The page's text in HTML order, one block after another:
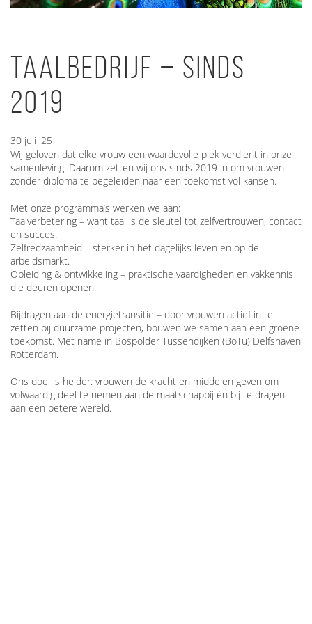
Taalbedrijf – sinds
2019
30 juli '25
Wij geloven dat elke vrouw een waardevolle plek verdient in onze
samenleving. Daarom zetten wij ons sinds 2019 in om vrouwen
zonder diploma te begeleiden naar een toekomst vol kansen.
Met onze programma’s werken we aan:
Taalverbetering – want taal is de sleutel tot zelfvertrouwen, contact
en succes.
Zelfredzaamheid – sterker in het dagelijks leven en op de
arbeidsmarkt.
Opleiding & ontwikkeling – praktische vaardigheden en vakkennis
die deuren openen.
Bijdragen aan de energietransitie – door vrouwen actief in te
zetten bij duurzame projecten, bouwen we samen aan een groene
toekomst. Met name in Bospolder Tussendijken (BoTu) Delfshaven
Rotterdam.
Ons doel is helder: vrouwen de kracht en middelen geven om
volwaardig deel te nemen aan de maatschappij én bij te dragen
aan een betere wereld.